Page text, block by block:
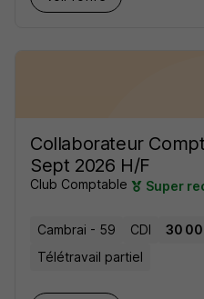
Collaborateur
Sept 2026 H/F
Club Comptable Super
Cambrai - 59 CDI
30
Télétravail partiel